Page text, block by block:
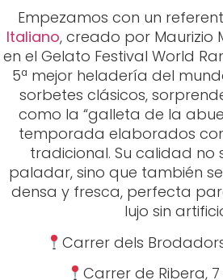
Empezamos con un
Italiano, creado por Maurizio
en el Gelato Festival World
5ª mejor heladería del
sorbetes clásicos,
como la “galleta de la
temporada elaborados
tradicional. Su calidad no
paladar, sino que también
densa y fresca, perfecta
lujo sin
Carrer dels
Carrer de Ribera,